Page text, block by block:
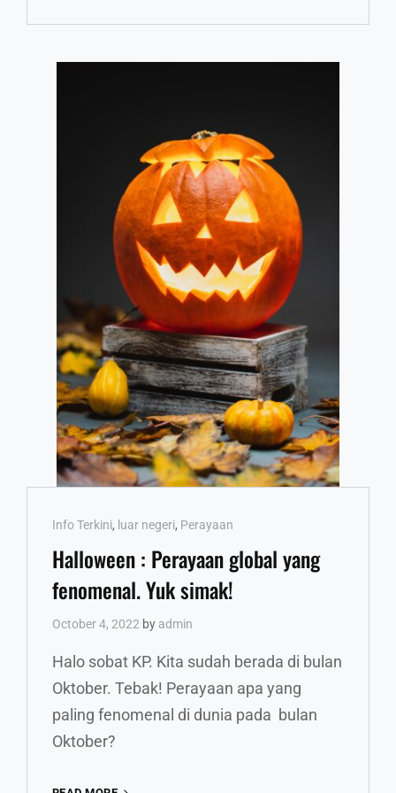
Cat
Links
Info Terkini, luar negeri, Perayaan
Halloween : Perayaan global yang
fenomenal. Yuk simak!
October 4, 2022 by admin
Halo sobat KP. Kita sudah berada di bulan
Oktober. Tebak! Perayaan apa yang
paling fenomenal di dunia pada bulan
Oktober?